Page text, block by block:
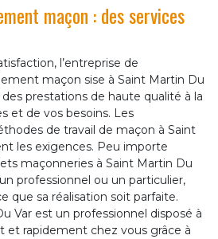
maçon : des services
l’entreprise de
maçon sise à Saint Martin Du
prestations de haute qualité à la
et de vos besoins. Les
de travail de maçon à Saint
les exigences. Peu importe
maçonneries à Saint Martin Du
professionnel ou un particulier,
que sa réalisation soit parfaite.
Var est un professionnel disposé à
et rapidement chez vous grâce à